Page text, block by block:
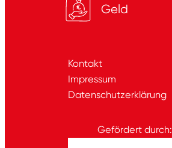
Geld
Kontakt
Impressum
Datenschutzerklärung
Gefördert durch: